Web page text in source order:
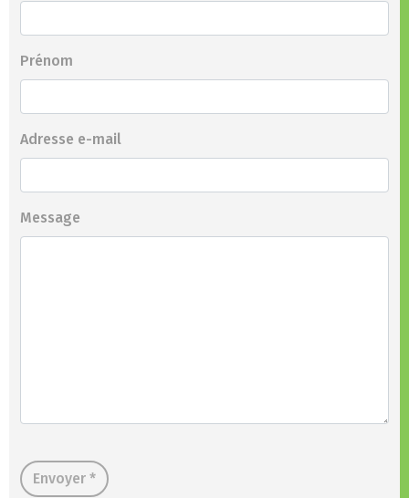
Prénom
Adresse e-mail
Message
Envoyer *